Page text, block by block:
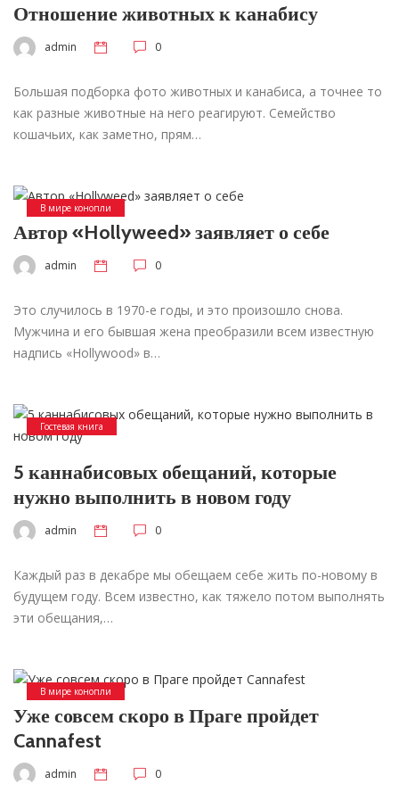
Отношение животных к канабису
admin 0
Большая подборка фото животных и канабиса, а точнее то
как разные животные на него реагируют. Семейство
кошачьих, как заметно, прям…
В мире конопли
Автор «Hollyweed» заявляет о себе
admin 0
Это случилось в 1970-е годы, и это произошло снова.
Мужчина и его бывшая жена преобразили всем известную
надпись «Hollywood» в…
Гостевая книга
5 каннабисовых обещаний, которые
нужно выполнить в новом году
admin 0
Каждый раз в декабре мы обещаем себе жить по-новому в
будущем году. Всем известно, как тяжело потом выполнять
эти обещания,…
В мире конопли
Уже совсем скоро в Праге пройдет
Cannafest
admin 0